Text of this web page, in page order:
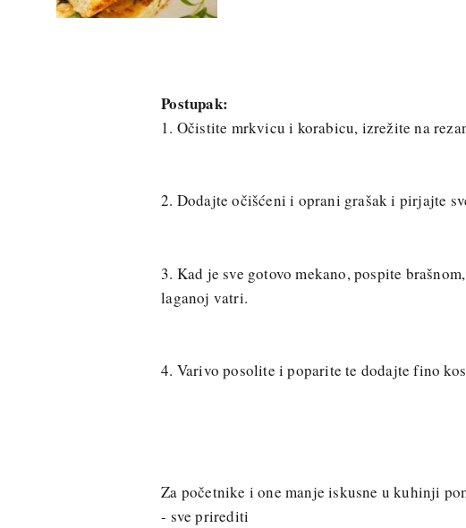
Postupak:
1. Očistite mrkvicu i korabicu, izrežite na
2. Dodajte očišćeni i oprani grašak i pirjajte
3. Kad je sve gotovo mekano, pospite
laganoj vatri.
4. Varivo posolite i poparite te dodajte fino
Za početnike i one manje iskusne u kuhinji
- sve prirediti